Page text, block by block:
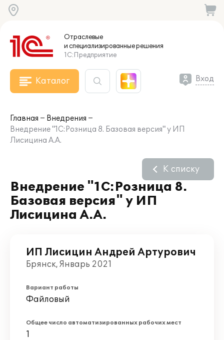
Отраслевые
и специализированныерешения
1С:Предприятие
Каталог Вход
Главная
Внедрения
Внедрение "1С:Розница 8. Базовая версия" у ИП
Лисицина А.А.
Внедрение "1С:Розница 8.
Базовая версия" у ИП
Лисицина А.А.
К списку
ИП Лисицин Андрей Артурович
Брянск, Январь 2021
Вариант работы
Файловый
Общее число автоматизированных рабочих мест
1